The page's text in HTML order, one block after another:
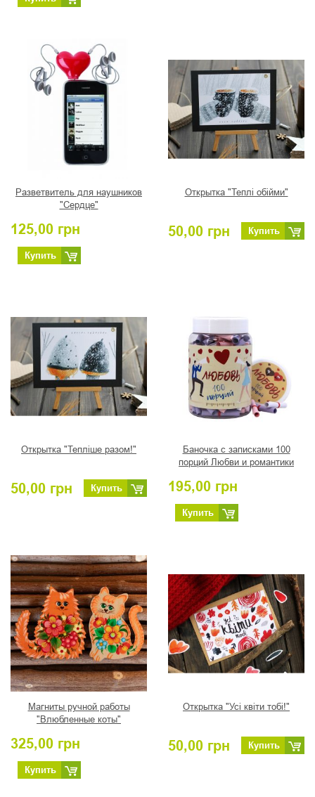
Разветвитель для наушников
"Сердце"
125,00 грн
Купить
Открытка "Теплі обійми"
50,00 грн Купить
Открытка "Тепліше разом!"
50,00 грн Купить
Баночка с записками 100
порций Любви и романтики
195,00 грн
Купить
Магниты ручной работы
"Влюбленные коты"
325,00 грн
Купить
Открытка "Усі квіти тобі!"
50,00 грн Купить